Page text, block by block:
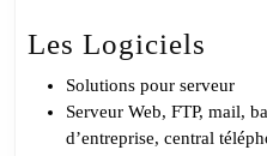
Les Logiciels
Solutions pour serveur
Serveur Web, FTP, mail,
d’entreprise, central